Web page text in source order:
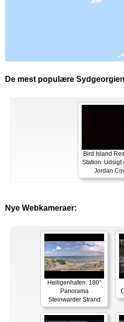
De mest populære
Bird Island
Station: Udsigt
Jordan
Nye Webkameraer:
Heiligenhafen: 180°
Panorama
Steinwarder Strand